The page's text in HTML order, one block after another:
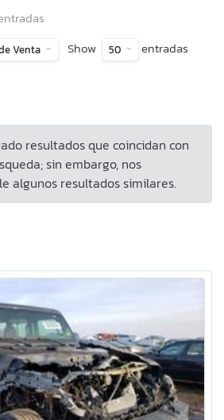
Venta Show 50 entradas
resultados que coincidan con
sin embargo, nos
algunos resultados similares.